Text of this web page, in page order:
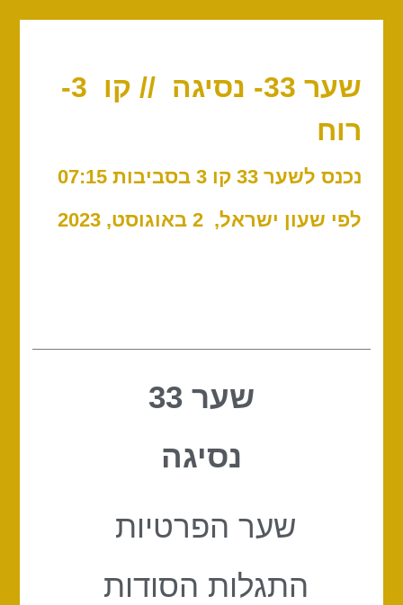
שער 33- נסיגה // קו 3-
רוח
שער 33
נסיגה
שער הפרטיות
התגלות הסודות